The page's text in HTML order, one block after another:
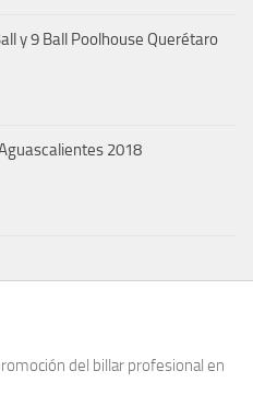
y 9 Ball Poolhouse Querétaro
2018
del billar profesional en